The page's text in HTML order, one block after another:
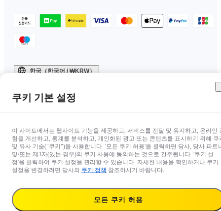
한국（한국어 / ₩KRW）
쿠키 기본 설정
이 사이트에서는 웹사이트 기능을 제공하고, 서비스를 전달 및 유지하고, 온라인
험을 개선하고, 통계를 분석하고, 개인화된 광고 또는 콘텐츠를 표시하기 위해 쿠
및 유사 기술("쿠키")을 사용합니다. '모든 쿠키 허용'을 클릭하면 당사, 당사 파트
및/또는 제3자(있는 경우)의 쿠키 사용에 동의하는 것으로 간주됩니다. '쿠키 설
정'을 클릭하여 쿠키 설정을 관리할 수 있습니다. 자세한 내용을 확인하거나 쿠키
설정을 변경하려면 당사의 쿠키 정책 참조하시기 바랍니다.
모든 쿠키 허용